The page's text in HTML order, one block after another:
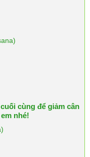
cùng để giảm cân
nhé!